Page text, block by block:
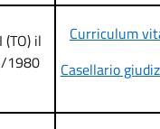
(TO) il
1980
Curriculum
Casellario